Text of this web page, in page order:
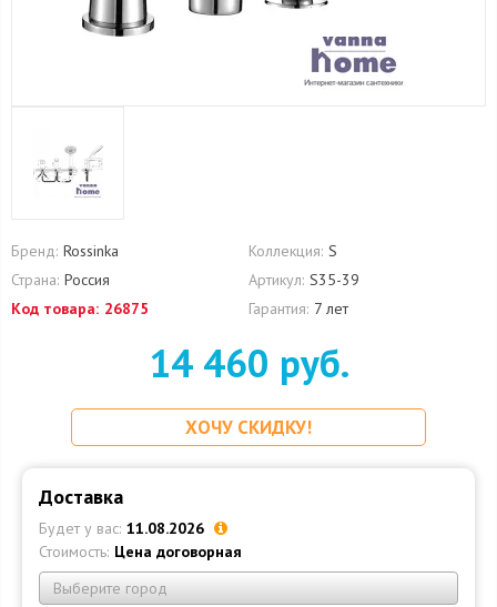
Бренд: Rossinka Коллекция: S
Страна: Россия Артикул: S35-39
Код товара: 26875 Гарантия: 7 лет
14 460 руб.
ХОЧУ СКИДКУ!
Доставка
Будет у вас: 11.08.2026
Стоимость: Цена договорная
Выберите город